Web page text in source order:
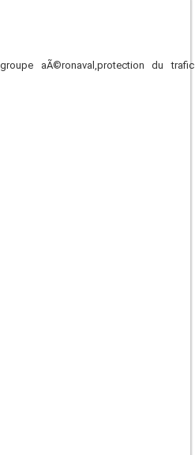
aÃ©ronaval,protection du trafic